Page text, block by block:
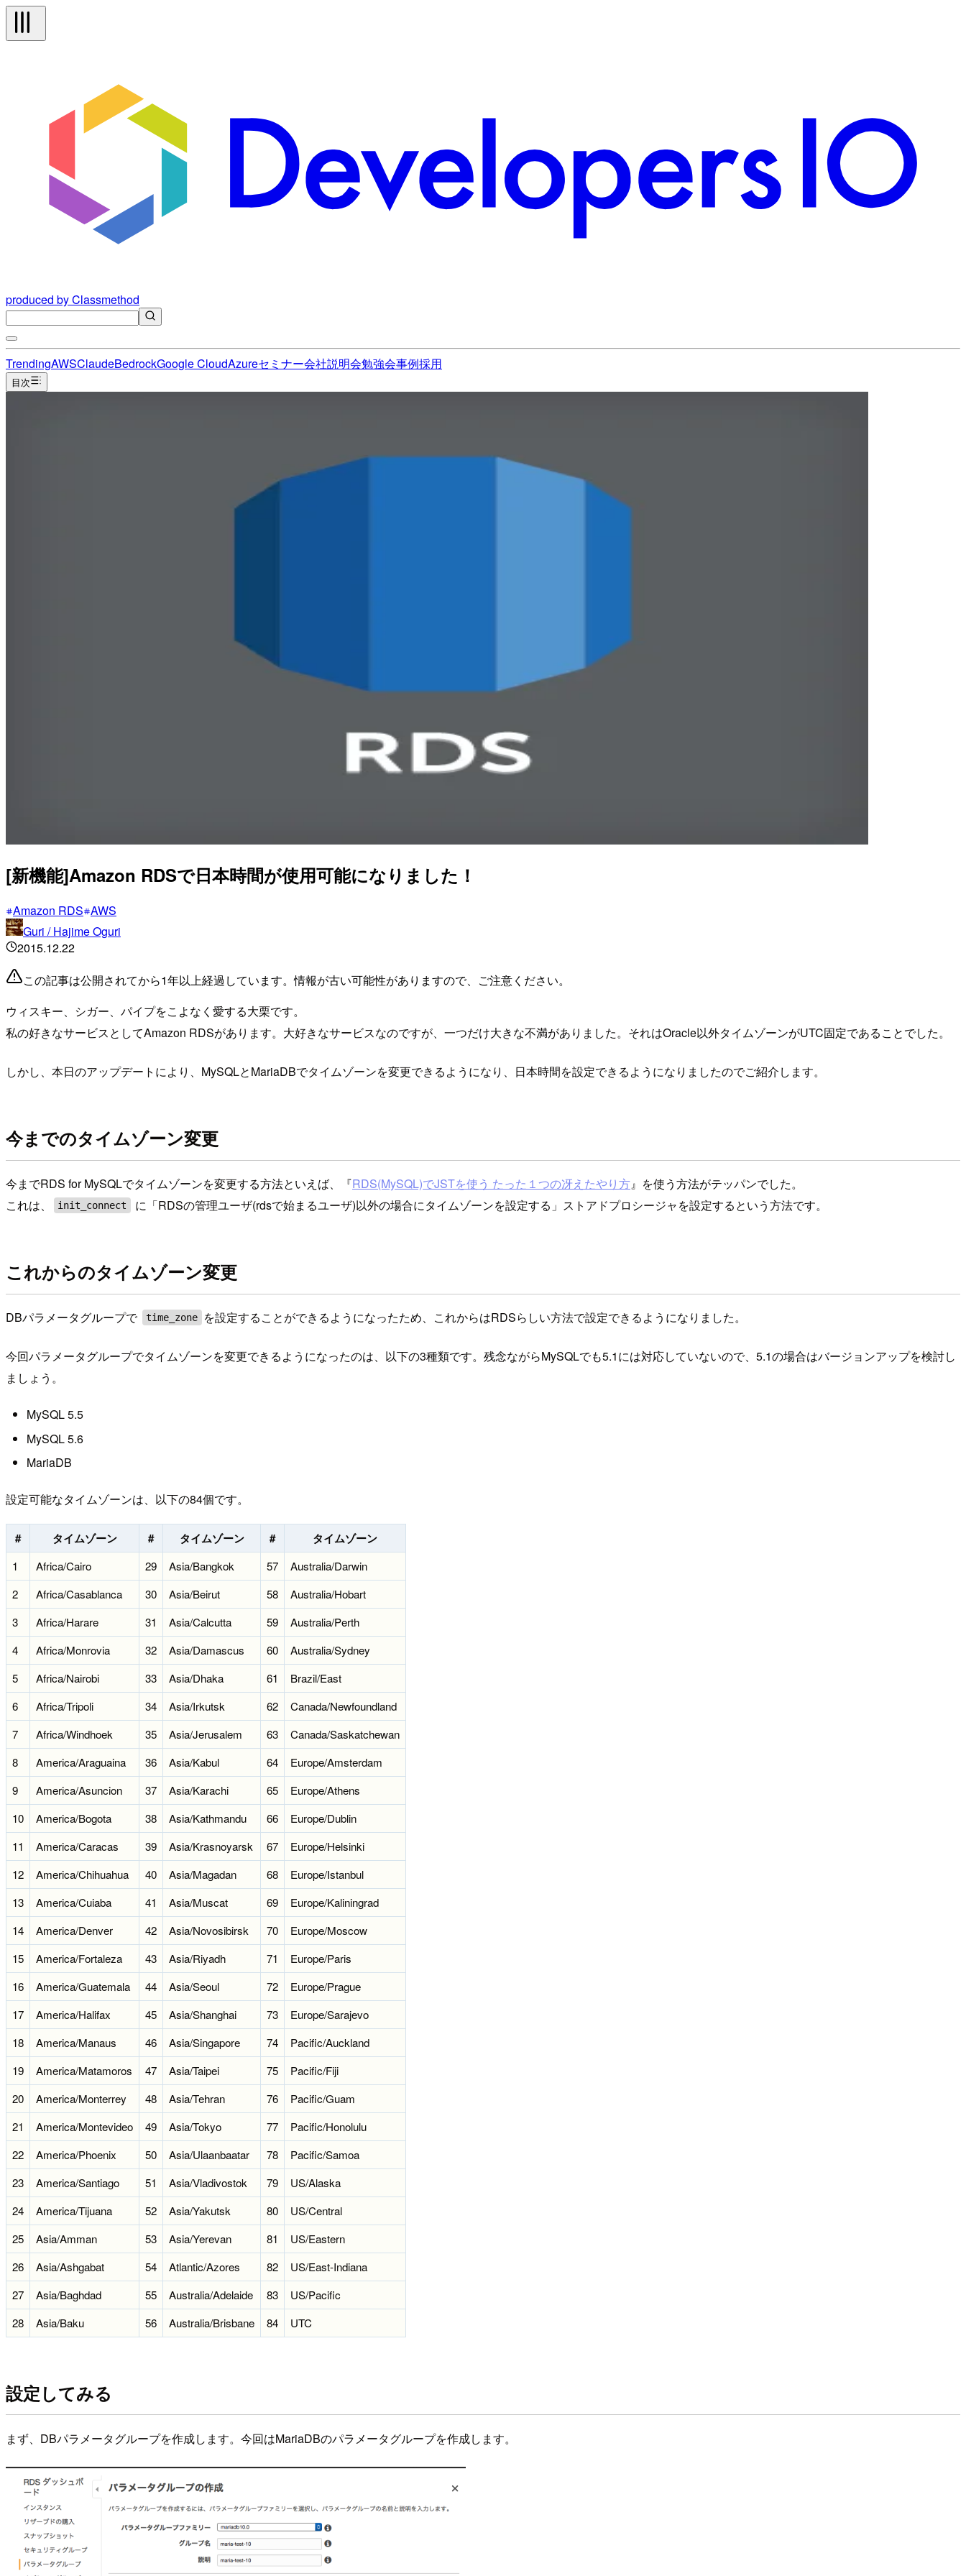
produced by Classmethod
TrendingAWSClaudeBedrockGoogle CloudAzureセミナー会社説明会勉強会事例採用
目次
[新機能]Amazon RDSで日本時間が使用可能になりました！
Amazon RDS AWS
Guri / Hajime Oguri
2015.12.22
この記事は公開されてから1年以上経過しています。情報が古い可能性がありますので、ご注意ください。
ウィスキー、シガー、パイプをこよなく愛する大栗です。
私の好きなサービスとしてAmazon RDSがあります。大好きなサービスなのですが、一つだけ大きな不満がありました。それはOracle以外タイムゾーンがUTC固定であることでした。
しかし、本日のアップデートにより、MySQLとMariaDBでタイムゾーンを変更できるようになり、日本時間を設定できるようになりましたのでご紹介します。
今までのタイムゾーン変更
今までRDS for MySQLでタイムゾーンを変更する方法といえば、『RDS(MySQL)でJSTを使う たった１つの冴えたやり方』を使う方法がテッパンでした。
これは、
init_connect に「RDSの管理ユーザ(rdsで始まるユーザ)以外の場合にタイムゾーンを設定する」ストアドプロシージャを設定するという方法です。
これからのタイムゾーン変更
DBパラメータグループで time_zone を設定することができるようになったため、これからはRDSらしい方法で設定できるようになりました。
今回パラメータグループでタイムゾーンを変更できるようになったのは、以下の3種類です。残念ながらMySQLでも5.1には対応していないので、5.1の場合はバージョンアップを検討し
ましょう。
MySQL 5.5
MySQL 5.6
MariaDB
設定可能なタイムゾーンは、以下の84個です。
# タイムゾーン # タイムゾーン # タイムゾーン
1 Africa/Cairo 29 Asia/Bangkok 57
Australia/Darwin
2
Africa/Casablanca 30 Asia/Beirut 58
Australia/Hobart
3
Africa/Harare 31 Asia/Calcutta 59
Australia/Perth
4
Africa/Monrovia 32 Asia/Damascus 60
Australia/Sydney
5
Africa/Nairobi 33 Asia/Dhaka 61
Brazil/East
6
Africa/Tripoli 34 Asia/Irkutsk 62
Canada/Newfoundland
7
Africa/Windhoek 35 Asia/Jerusalem 63
Canada/Saskatchewan
8
America/Araguaina 36 Asia/Kabul 64
Europe/Amsterdam
9
America/Asuncion 37 Asia/Karachi 65
Europe/Athens
10
America/Bogota 38 Asia/Kathmandu 66
Europe/Dublin
11
America/Caracas 39 Asia/Krasnoyarsk 67
Europe/Helsinki
12
America/Chihuahua 40 Asia/Magadan 68
Europe/Istanbul
13
America/Cuiaba 41 Asia/Muscat 69
Europe/Kaliningrad
14
America/Denver 42 Asia/Novosibirsk 70
Europe/Moscow
15
America/Fortaleza 43 Asia/Riyadh 71
Europe/Paris
16
America/Guatemala 44 Asia/Seoul 72
Europe/Prague
17
America/Halifax 45 Asia/Shanghai 73
Europe/Sarajevo
18
America/Manaus 46 Asia/Singapore 74
Pacific/Auckland
19
America/Matamoros 47 Asia/Taipei 75
Pacific/Fiji
20
America/Monterrey 48 Asia/Tehran 76
Pacific/Guam
21
America/Montevideo 49 Asia/Tokyo 77
Pacific/Honolulu
22
America/Phoenix 50 Asia/Ulaanbaatar 78
Pacific/Samoa
23
America/Santiago 51 Asia/Vladivostok 79
US/Alaska
24
America/Tijuana 52 Asia/Yakutsk 80
US/Central
25
Asia/Amman 53 Asia/Yerevan 81
US/Eastern
26
Asia/Ashgabat 54 Atlantic/Azores 82
US/East-Indiana
27
Asia/Baghdad 55 Australia/Adelaide 83
US/Pacific
28
Asia/Baku 56 Australia/Brisbane 84 UTC
設定してみる
まず、DBパラメータグループを作成します。今回はMariaDBのパラメータグループを作成します。